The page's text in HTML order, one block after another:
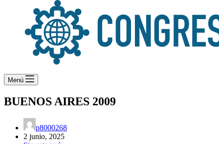
Menú
BUENOS AIRES 2009
p8000268
2 junio, 2025